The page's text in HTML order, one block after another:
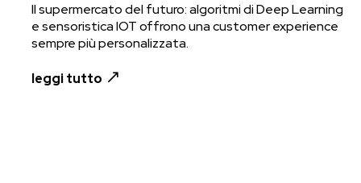
Il supermercato del futuro: algoritmi di Deep Learning
e sensoristica IOT offrono una customer experience
sempre più personalizzata.
leggi tutto